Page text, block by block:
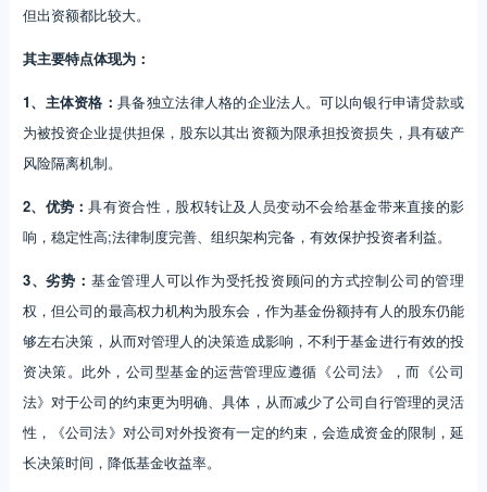
但出资额都比较大。
其主要特点体现为：
1、主体资格：具备独立法律人格的企业法人。可以向银行申请贷款或
为被投资企业提供担保，股东以其出资额为限承担投资损失，具有破产
风险隔离机制。
2、优势：具有资合性，股权转让及人员变动不会给基金带来直接的影
响，稳定性高;法律制度完善、组织架构完备，有效保护投资者利益。
3、劣势： 基金管理人可以作为受托投资顾问的方式控制公司的管理
权，但公司的最高权力机构为股东会，作为基金份额持有人的股东仍能
够左右决策，从而对管理人的决策造成影响，不利于基金进行有效的投
资决策。此外，公司型基金的运营管理应遵循《公司法》，而《公司
法》对于公司的约束更为明确、具体，从而减少了公司自行管理的灵活
性，《公司法》对公司对外投资有一定的约束，会造成资金的限制，延
长决策时间，降低基金收益率。